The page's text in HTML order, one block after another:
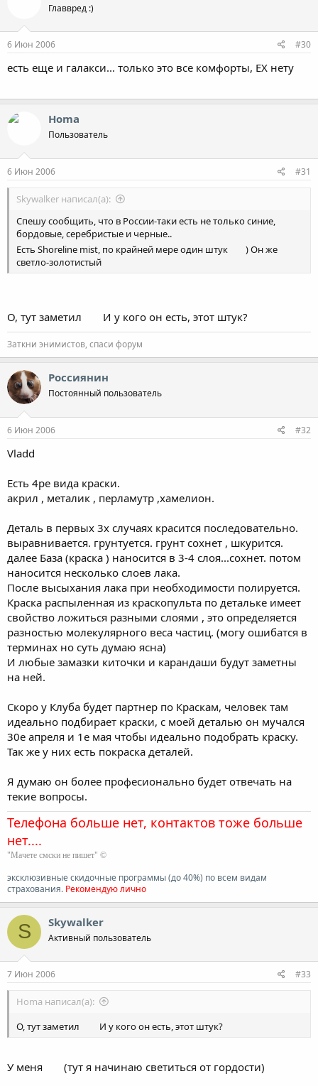
Главвред :)
6 Июн 2006 #30
есть еще и галакси... только это все комфорты, ЕХ нету
Homa
Пользователь
6 Июн 2006 #31
Skywalker написал(а):
Спешу сообщить, что в России-таки есть не только синие,
бордовые, серебристые и черные..
Есть Shoreline mist, по крайней мере один штук
) Он же
светло-золотистый
О, тут заметил И у кого он есть, этот штук?
Заткни энимистов, спаси форум
Россиянин
Постоянный пользователь
6 Июн 2006 #32
Vladd
Есть 4ре вида краски.
акрил , металик , перламутр ,хамелион.
Деталь в первых 3х случаях красится последовательно.
выравнивается. грунтуется. грунт сохнет , шкурится.
далее База (краска ) наносится в 3-4 слоя...сохнет. потом
наносится несколько слоев лака.
После высыхания лака при необходимости полируется.
Краска распыленная из краскопульта по детальке имеет
свойство ложиться разными слоями , это определяется
разностью молекулярного веса частиц. (могу ошибатся в
терминах но суть думаю ясна)
И любые замазки киточки и карандаши будут заметны
на ней.
Скоро у Клуба будет партнер по Краскам, человек там
идеально подбирает краски, с моей деталью он мучался
30е апреля и 1е мая чтобы идеально подобрать краску.
Так же у них есть покраска деталей.
Я думаю он более професионально будет отвечать на
текие вопросы.
Телефона больше нет, контактов тоже больше
нет....
"Мачете смски не пишет" ©
эксклюзивные скидочные программы (до 40%) по всем видам
страхования. Рекомендую лично
S Skywalker
Активный пользователь
7 Июн 2006 #33
Homa написал(а):
О, тут заметил
И у кого он есть, этот штук?
У меня (тут я начинаю светиться от гордости)